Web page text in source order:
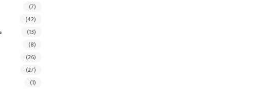
(7)
(42)
(13)
(8)
(26)
(27)
(1)